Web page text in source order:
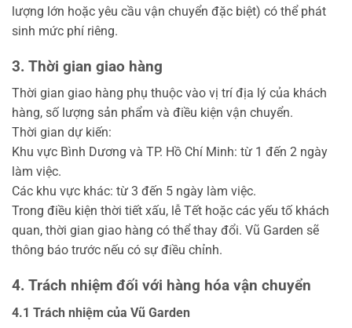
lượng lớn hoặc yêu cầu vận chuyển đặc biệt) có thể phát
sinh mức phí riêng.
3. Thời gian giao hàng
Thời gian giao hàng phụ thuộc vào vị trí địa lý của khách
hàng, số lượng sản phẩm và điều kiện vận chuyển.
Thời gian dự kiến:
Khu vực Bình Dương và TP. Hồ Chí Minh: từ 1 đến 2 ngày
làm việc.
Các khu vực khác: từ 3 đến 5 ngày làm việc.
Trong điều kiện thời tiết xấu, lễ Tết hoặc các yếu tố khách
quan, thời gian giao hàng có thể thay đổi. Vũ Garden sẽ
thông báo trước nếu có sự điều chỉnh.
4. Trách nhiệm đối với hàng hóa vận chuyển
4.1 Trách nhiệm của Vũ Garden